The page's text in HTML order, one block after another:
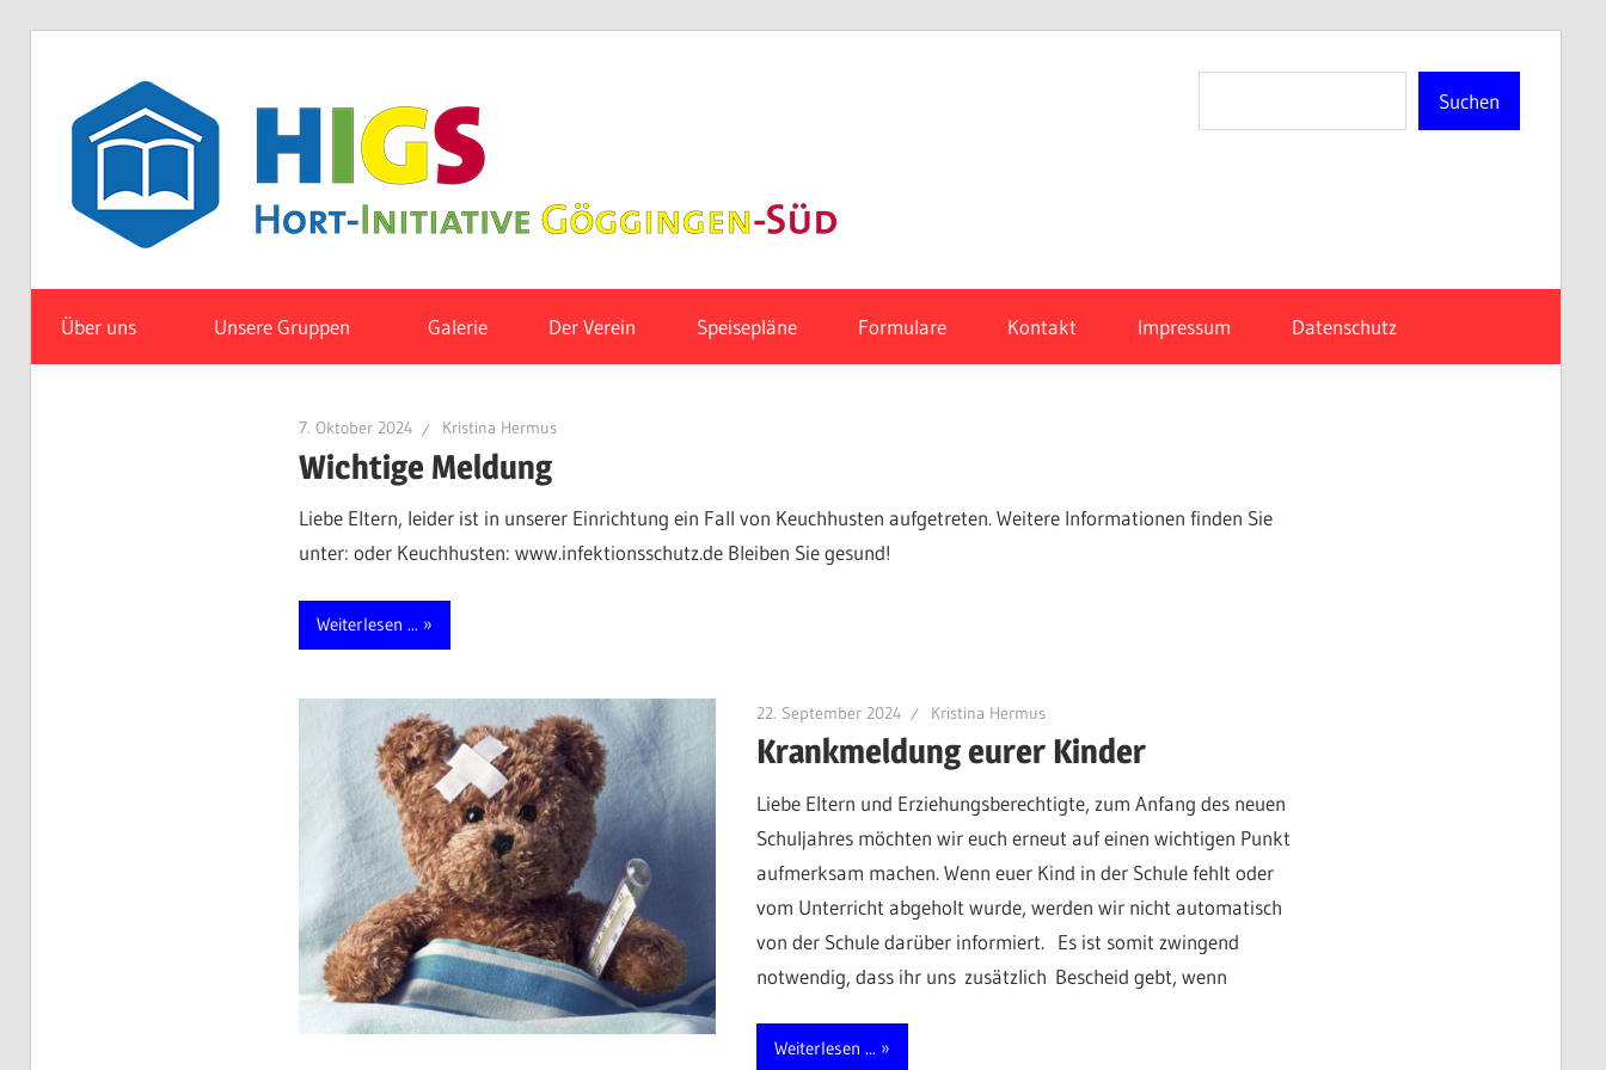
springen
Göggingen-
Suchen
Über uns Unsere Gruppen Galerie Der Verein Speisepläne Formulare Kontakt Impressum Datenschutz
7. Oktober 2024 Kristina Hermus
Wichtige Meldung
Liebe Eltern, leider ist in unserer Einrichtung ein Fall von Keuchhusten aufgetreten. Weitere Informationen finden Sie
unter: oder Keuchhusten: www.infektionsschutz.de Bleiben Sie gesund!
Weiterlesen ...
22. September 2024 Kristina Hermus
Krankmeldung eurer Kinder
Liebe Eltern und Erziehungsberechtigte, zum Anfang des neuen
Schuljahres möchten wir euch erneut auf einen wichtigen Punkt
aufmerksam machen. Wenn euer Kind in der Schule fehlt oder
vom Unterricht abgeholt wurde, werden wir nicht automatisch
von der Schule darüber informiert. Es ist somit zwingend
notwendig, dass ihr uns zusätzlich Bescheid gebt, wenn
Weiterlesen ...